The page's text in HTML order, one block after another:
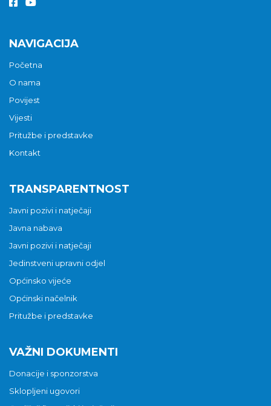
NAVIGACIJA
Početna
O nama
Povijest
Vijesti
Pritužbe i predstavke
Kontakt
TRANSPARENTNOST
Javni pozivi i natječaji
Javna nabava
Javni pozivi i natječaji
Jedinstveni upravni odjel
Općinsko vijeće
Općinski načelnik
Pritužbe i predstavke
VAŽNI DOKUMENTI
Donacije i sponzorstva
Sklopljeni ugovori